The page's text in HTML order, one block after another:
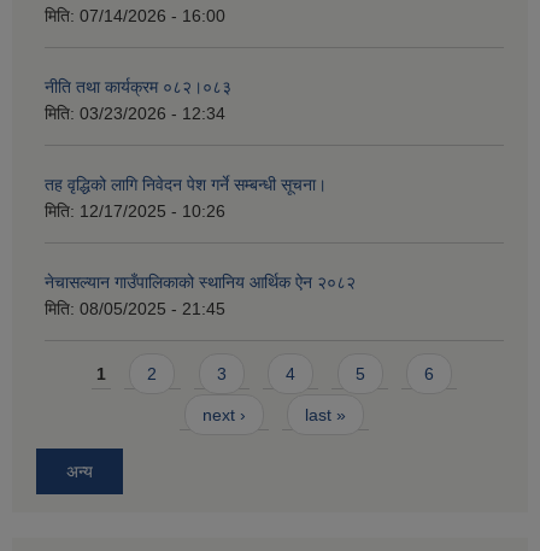
मिति: 07/14/2026 - 16:00
नीति तथा कार्यक्रम ०८२।०८३
मिति: 03/23/2026 - 12:34
तह वृद्धिको लागि निवेदन पेश गर्ने सम्बन्धी सूचना।
मिति: 12/17/2025 - 10:26
नेचासल्यान गाउँपालिकाको स्थानिय आर्थिक ऐन २०८२
मिति: 08/05/2025 - 21:45
Pages
1 2 3 4 5 6
next › last »
अन्य